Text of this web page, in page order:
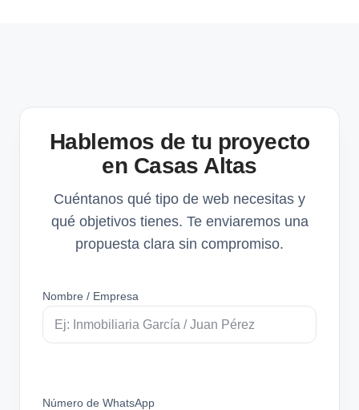
Hablemos de tu proyecto
en Casas Altas
Cuéntanos qué tipo de web necesitas y
qué objetivos tienes. Te enviaremos una
propuesta clara sin compromiso.
Nombre / Empresa
Número de WhatsApp